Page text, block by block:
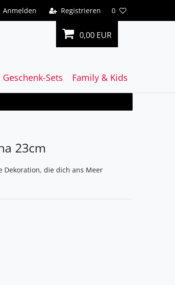
Anmelden Registrieren 0
0,00 EUR
Geschenk-Sets Family & Kids
23cm
Dekoration, die dich ans Meer